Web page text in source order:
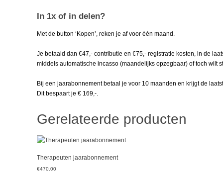
In 1x of in delen?
Met de button ‘Kopen’, reken je af voor één maand.
Je betaald dan €47,- contributie en €75,- registratie kosten, in de
middels automatische incasso (maandelijks opzegbaar) of toch wilt
Bij een jaarabonnement betaal je voor 10 maanden en krijgt de
Dit bespaart je € 169,-.
Gerelateerde producten
Therapeuten jaarabonnement
€470.00